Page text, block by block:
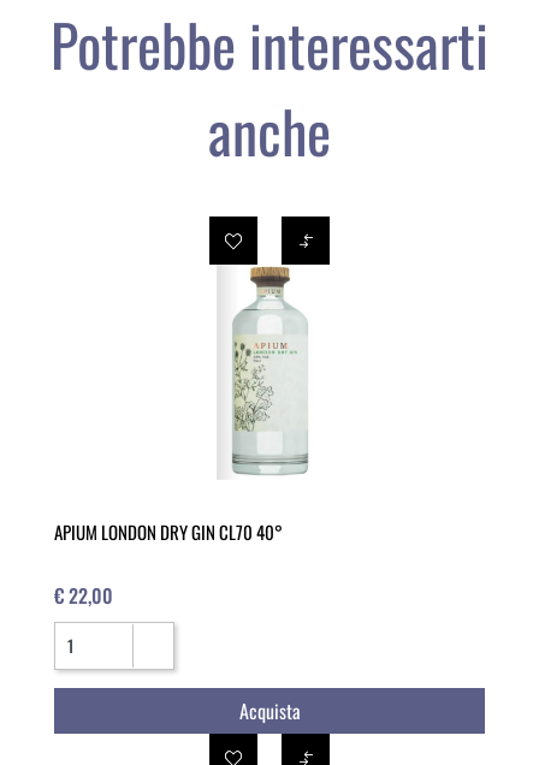
Potrebbe interessarti
anche
APIUM LONDON DRY GIN CL70 40°
€ 22,00
Quantità
Acquista